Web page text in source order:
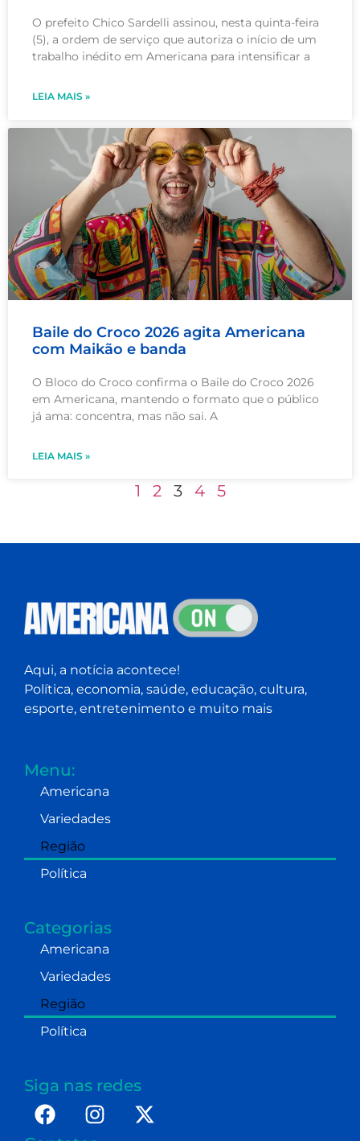
O prefeito Chico Sardelli assinou, nesta quinta-feira
(5), a ordem de serviço que autoriza o início de um
trabalho inédito em Americana para intensificar a
LEIA MAIS »
Baile do Croco 2026 agita Americana
com Maikão e banda
O Bloco do Croco confirma o Baile do Croco 2026
em Americana, mantendo o formato que o público
já ama: concentra, mas não sai. A
LEIA MAIS »
1 2 3 4 5
Aqui, a notícia acontece!
Política, economia, saúde, educação, cultura,
esporte, entretenimento e muito mais
Menu:
Americana
Variedades
Região
Política
Categorias
Americana
Variedades
Região
Política
Siga nas redes